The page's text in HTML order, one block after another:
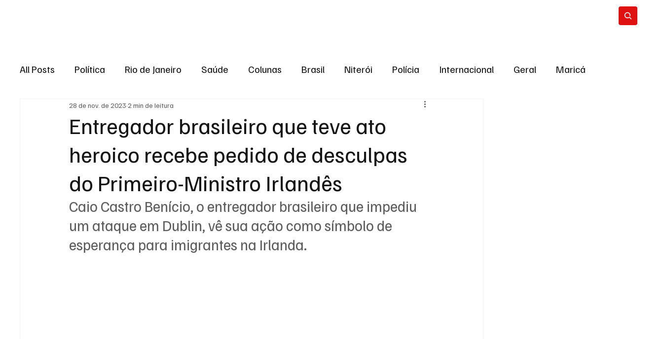
All Posts Política Rio de Janeiro Saúde Colunas Brasil Niterói Polícia Internacional Geral Maricá
Região dos lagos Baixada Fluminense Região Metropolitana
Esporte Niterói Zona Oeste Região serrana Economia Zona Norte
Entretenimento Serviço Eleições 2024 Norte Fluminense
Entregador brasileiro que teve ato
heroico recebe pedido de desculpas
do Primeiro-Ministro Irlandês
28 de nov. de 2023 2 min de leitura
Caio Castro Benício, o entregador brasileiro que impediu
um ataque em Dublin, vê sua ação como símbolo de
esperança para imigrantes na Irlanda.